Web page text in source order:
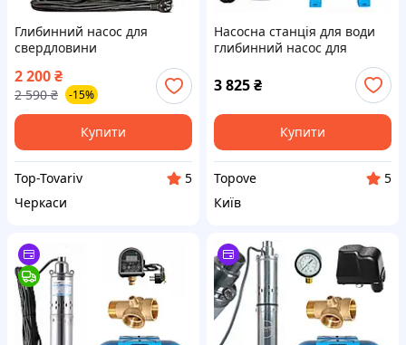
Глибинний насос для
свердловини
занурювальний шнековий
Водомет в колодязь
Vodomet 4 QGD 1.8-75-0.37
кВт
2 200₴
2 590 ₴ -15%
Купити
Top-Tovariv
5
Черкаси
Насосна станція для води
глибинний насос для
скважини в колодязь 4 QGD
0.55 кВт EPT-15
3 825₴
Купити
Topove
5
Київ